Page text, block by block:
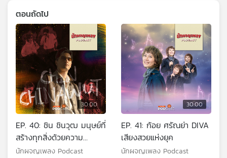
ตอนถัดไป
30:00
EP. 40: ชิน ชินวุฒ มนุษย์ที่
สร้างทุกสิ่งด้วยความ
พยายาม
นักผจญเพลง Podcast
30:00
EP. 41: ก้อย ศรัณย่า DIVA
เสียงสวยแห่งยุค
นักผจญเพลง Podcast